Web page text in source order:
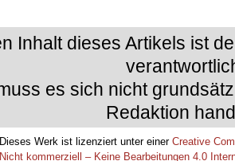
Inhalt dieses Artikels ist
es sich nicht
Redaktion
Dieses Werk ist lizenziert unter einer Creative
Nicht kommerziell – Keine Bearbeitungen 4.0